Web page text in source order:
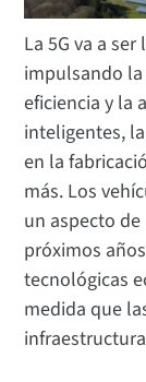
La 5G va a
impulsando
eficiencia y la
inteligentes,
en la
más. Los
un aspecto
próximos
tecnológicas
medida que